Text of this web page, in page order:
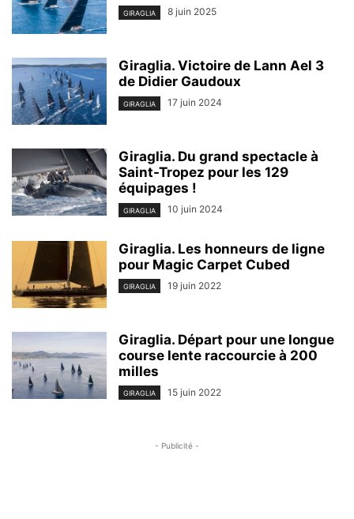
GIRAGLIA 8 juin 2025
Giraglia. Victoire de Lann Ael 3
de Didier Gaudoux
GIRAGLIA 17 juin 2024
Giraglia. Du grand spectacle à
Saint-Tropez pour les 129
équipages !
GIRAGLIA 10 juin 2024
Giraglia. Les honneurs de ligne
pour Magic Carpet Cubed
GIRAGLIA 19 juin 2022
Giraglia. Départ pour une longue
course lente raccourcie à 200
milles
GIRAGLIA 15 juin 2022
- Publicité -